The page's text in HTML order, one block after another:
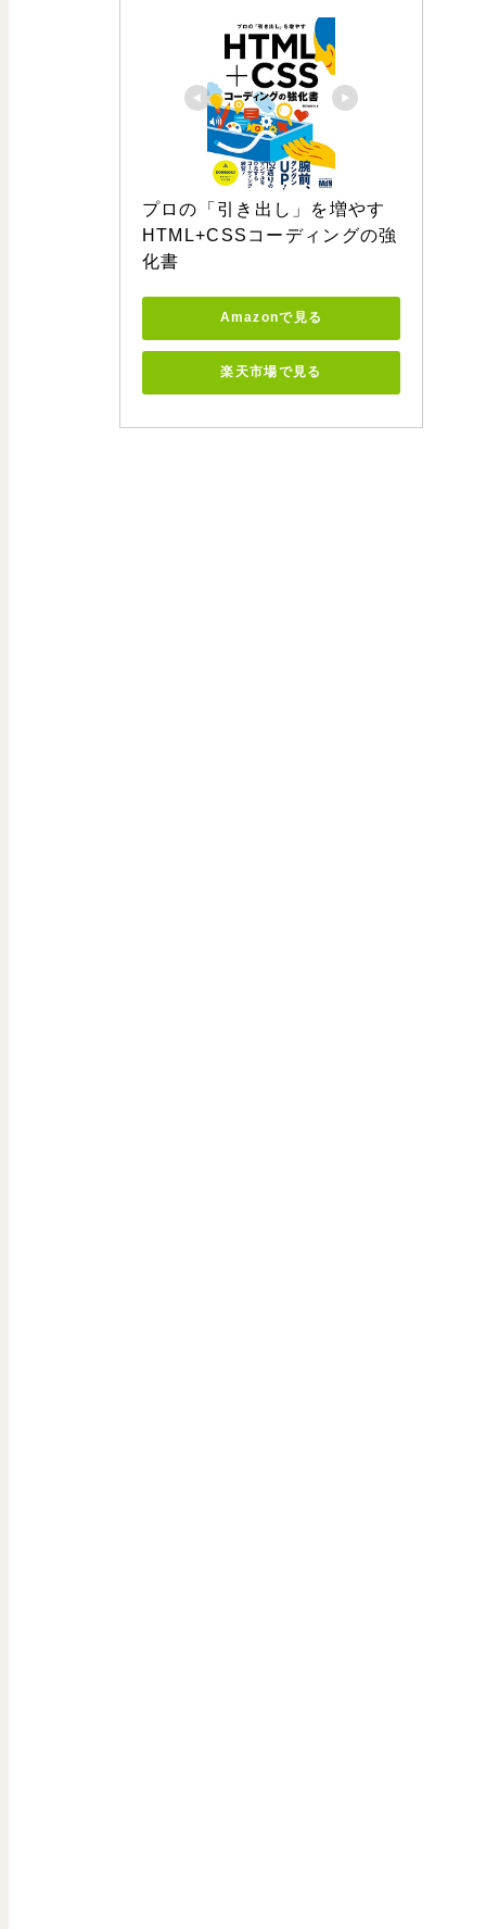
プロの「引き出し」を増やす
HTML+CSSコーディングの強
化書
Amazonで見る
楽天市場で見る